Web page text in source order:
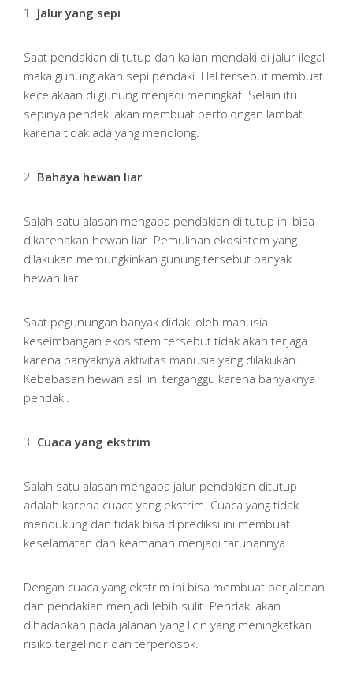
1. Jalur yang sepi
Saat pendakian di tutup dan kalian mendaki di jalur ilegal
maka gunung akan sepi pendaki. Hal tersebut membuat
kecelakaan di gunung menjadi meningkat. Selain itu
sepinya pendaki akan membuat pertolongan lambat
karena tidak ada yang menolong.
2. Bahaya hewan liar
Salah satu alasan mengapa pendakian di tutup ini bisa
dikarenakan hewan liar. Pemulihan ekosistem yang
dilakukan memungkinkan gunung tersebut banyak
hewan liar.
Saat pegunungan banyak didaki oleh manusia
keseimbangan ekosistem tersebut tidak akan terjaga
karena banyaknya aktivitas manusia yang dilakukan.
Kebebasan hewan asli ini terganggu karena banyaknya
pendaki.
3. Cuaca yang ekstrim
Salah satu alasan mengapa jalur pendakian ditutup
adalah karena cuaca yang ekstrim. Cuaca yang tidak
mendukung dan tidak bisa diprediksi ini membuat
keselamatan dan keamanan menjadi taruhannya.
Dengan cuaca yang ekstrim ini bisa membuat perjalanan
dan pendakian menjadi lebih sulit. Pendaki akan
dihadapkan pada jalanan yang licin yang meningkatkan
risiko tergelincir dan terperosok.